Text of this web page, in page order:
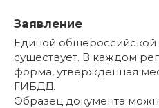
Заявление
Единой
существует. В каждом
форма, утвержденная
ГИБДД.
Образец документа